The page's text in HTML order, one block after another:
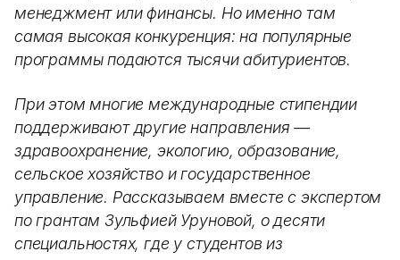
менеджмент или финансы. Но именно там
самая высокая конкуренция: на популярные
программы подаются тысячи абитуриентов.
При этом многие международные стипендии
поддерживают другие направления —
здравоохранение, экологию, образование,
сельское хозяйство и государственное
управление. Рассказываем вместе с экспертом
по грантам Зульфией Уруновой, о десяти
специальностях, где у студентов из